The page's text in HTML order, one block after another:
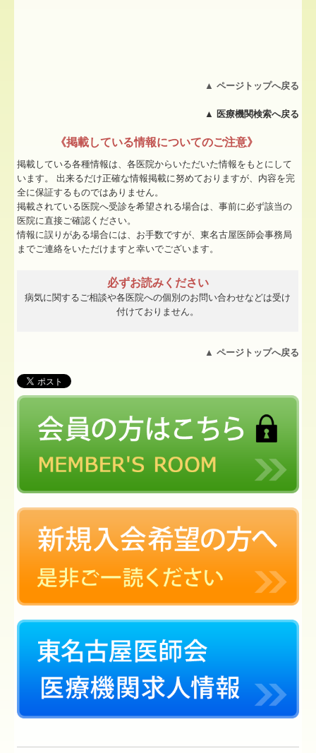
▲ ページトップへ戻る
▲ 医療機関検索へ戻る
《掲載している情報についてのご注意》
掲載している各種情報は、各医院からいただいた情報をもとにして
います。 出来るだけ正確な情報掲載に努めておりますが、内容を完
全に保証するものではありません。
掲載されている医院へ受診を希望される場合は、事前に必ず該当の
医院に直接ご確認ください。
情報に誤りがある場合には、お手数ですが、東名古屋医師会事務局
までご連絡をいただけますと幸いでございます。
必ずお読みください
病気に関するご相談や各医院への個別のお問い合わせなどは受け
付けておりません。
▲ ページトップへ戻る